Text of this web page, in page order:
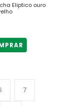
Eliptico ouro
7